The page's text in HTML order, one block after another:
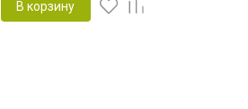
В корзину